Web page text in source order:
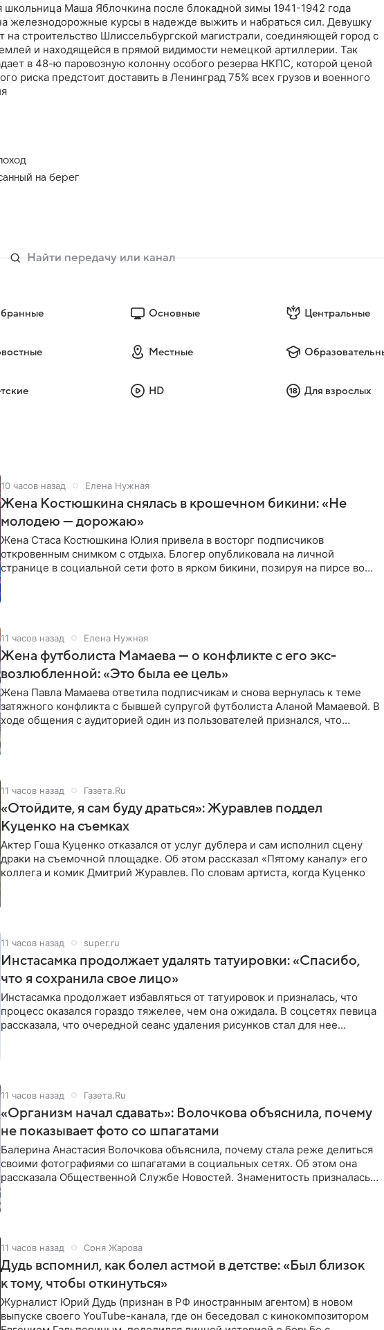
школьница Маша Яблочкина после блокадной зимы 1941-1942 года
железнодорожные курсы в надежде выжить и набраться сил. Девушку
на строительство Шлиссельбургской магистрали, соединяющей город с
и находящейся в прямой видимости немецкой артиллерии. Так
в 48-ю паровозную колонну особого резерва НКПС, которой ценой
риска предстоит доставить в Ленинград 75% всех грузов и военного
на берег
Основные Центральные
Местные
HD Для взрослых
10 часов назад Елена Нужная
Жена Костюшкина снялась в крошечном бикини: «Не
молодею — дорожаю»
Жена Стаса Костюшкина Юлия привела в восторг подписчиков
откровенным снимком с отдыха. Блогер опубликовала на личной
странице в социальной сети фото в ярком бикини, позируя на пирсе во
11 часов назад Елена Нужная
Жена футболиста Мамаева — о конфликте с его экс-
возлюбленной: «Это была ее цель»
Жена Павла Мамаева ответила подписчикам и снова вернулась к теме
затяжного конфликта с бывшей супругой футболиста Аланой Мамаевой. В
ходе общения с аудиторией один из пользователей признался, что
11 часов назад Газета.Ru
«Отойдите, я сам буду драться»: Журавлев поддел
Куценко на съемках
Актер Гоша Куценко отказался от услуг дублера и сам исполнил сцену
драки на съемочной площадке. Об этом рассказал «Пятому каналу» его
коллега и комик Дмитрий Журавлев. По словам артиста, когда Куценко
11 часов назад super.ru
Инстасамка продолжает удалять татуировки: «Спасибо,
что я сохранила свое лицо»
Инстасамка продолжает избавляться от татуировок и призналась, что
процесс оказался гораздо тяжелее, чем она ожидала. В соцсетях певица
рассказала, что очередной сеанс удаления рисунков стал для нее
11 часов назад Газета.Ru
«Организм начал сдавать»: Волочкова объяснила, почему
не показывает фото со шпагатами
Балерина Анастасия Волочкова объяснила, почему стала реже делиться
своими фотографиями со шпагатами в социальных сетях. Об этом она
рассказала Общественной Службе Новостей. Знаменитость призналась,
11 часов назад Соня Жарова
Дудь вспомнил, как болел астмой в детстве: «Был близок
к тому, чтобы откинуться»
Журналист Юрий Дудь (признан в РФ иностранным агентом) в новом
выпуске своего YouTube-канала, где он беседовал с кинокомпозитором